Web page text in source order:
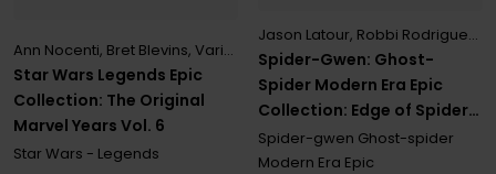
Star Wars Legends Epic
Collection: The Original
Marvel Years Vol. 6
Ann Nocenti, Bret Blevins, Various
Star Wars - Legends
Spider-Gwen: Ghost-
Spider Modern Era Epic
Collection: Edge of Spider-
Verse
Jason Latour, Robbi Rodriguez ,
Spider-gwen Ghost-spider
Modern Era Epic